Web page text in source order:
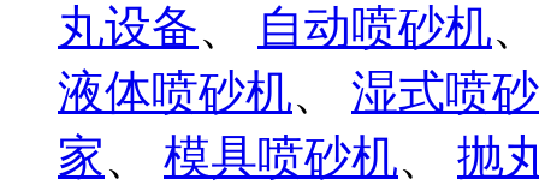
丸设备、 自动喷砂机
液体喷砂机、 湿式喷
家、 模具喷砂机、 抛